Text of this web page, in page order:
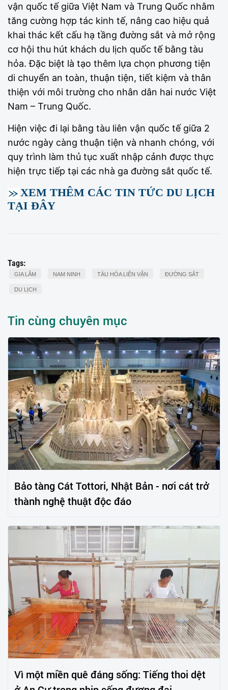
vận quốc tế giữa Việt Nam và Trung Quốc nhằm
tăng cường hợp tác kinh tế, nâng cao hiệu quả
khai thác kết cấu hạ tầng đường sắt và mở rộng
cơ hội thu hút khách du lịch quốc tế bằng tàu
hỏa. Đặc biệt là tạo thêm lựa chọn phương tiện
di chuyển an toàn, thuận tiện, tiết kiệm và thân
thiện với môi trường cho nhân dân hai nước Việt
Nam – Trung Quốc.
Hiện việc đi lại bằng tàu liên vận quốc tế giữa 2
nước ngày càng thuận tiện và nhanh chóng, với
quy trình làm thủ tục xuất nhập cảnh được thực
hiện trực tiếp tại các nhà ga đường sắt quốc tế.
XEM THÊM CÁC TIN TỨC DU LỊCH
TẠI ĐÂY
Tags:
GIA LÂM NAM NINH TÀU HỎA LIÊN VẬN ĐƯỜNG SẮT
DU LỊCH
Tin cùng chuyên mục
Bảo tàng Cát Tottori, Nhật Bản - nơi cát trở
thành nghệ thuật độc đáo
Vì một miền quê đáng sống: Tiếng thoi dệt